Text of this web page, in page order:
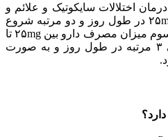
اختلالات سایکوتیک و علائم و
نشانه های این بیماری با دوز ۲۵mg در طول روز و دو مرتبه شروع
می شود. سپس در روز دوم و سوم میزان مصرف دارو بین ۲۵mg تا
۵۰mg می باشد، که باید ۲ الی ۳ مرتبه در طول روز و به صورت